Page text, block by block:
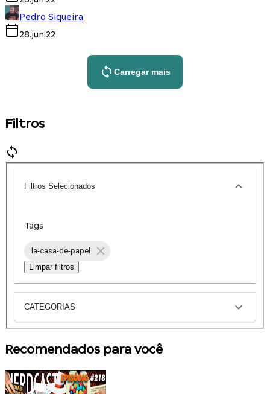
Pedro Siqueira
28.jun.22
Carregar mais
Filtros
Filtros Selecionados
Tags
la-casa-de-papel
Limpar filtros
CATEGORIAS
Recomendados para você